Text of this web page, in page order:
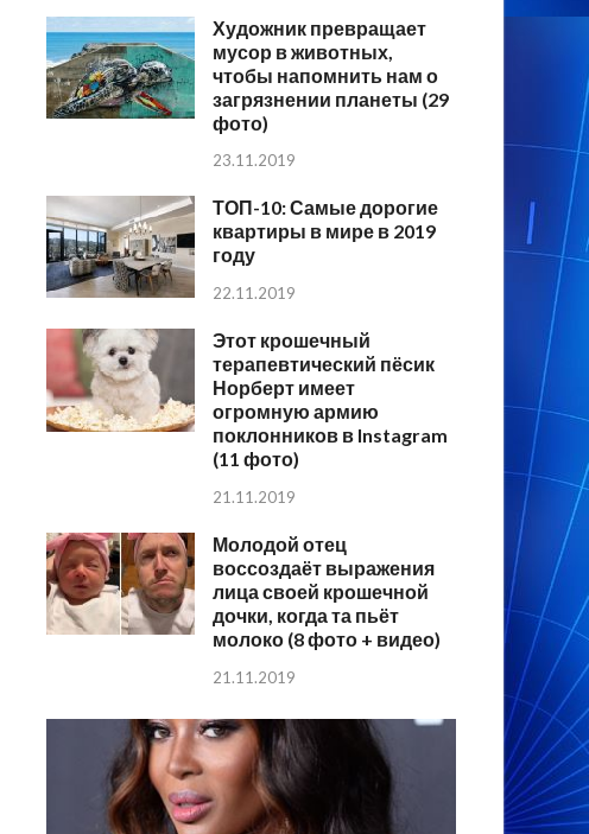
Художник превращает
мусор в животных,
чтобы напомнить нам о
загрязнении планеты (29
фото)
23.11.2019
ТОП-10: Самые дорогие
квартиры в мире в 2019
году
22.11.2019
Этот крошечный
терапевтический пёсик
Норберт имеет
огромную армию
поклонников в Instagram
(11 фото)
21.11.2019
Молодой отец
воссоздаёт выражения
лица своей крошечной
дочки, когда та пьёт
молоко (8 фото + видео)
21.11.2019